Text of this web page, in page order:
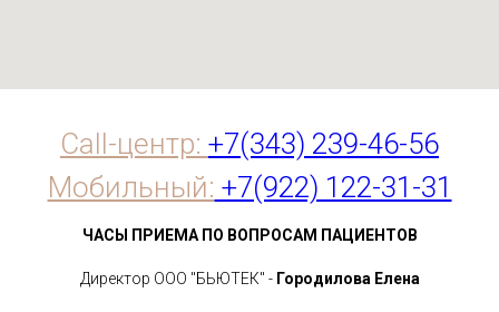
Call-центр:+7(343) 239-46-56
Мобильный:+7(922) 122-31-31
Call-центр: +7(343) 239-46-56
Мобильный: +7(922) 122-31-31
ЧАСЫ ПРИЕМА ПО ВОПРОСАМ ПАЦИЕНТОВ
Директор ООО "БЬЮТЕК" - Городилова Елена